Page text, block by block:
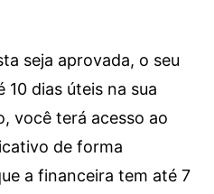
seja aprovada, o seu
dias úteis na sua
você terá acesso ao
de forma
a financeira tem até 7